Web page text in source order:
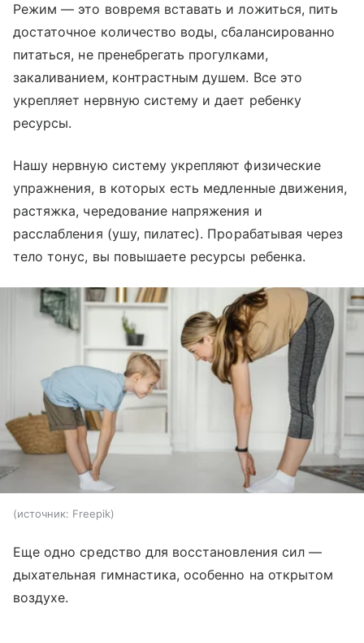
Режим — это вовремя вставать и ложиться, пить
достаточное количество воды, сбалансированно
питаться, не пренебрегать прогулками,
закаливанием, контрастным душем. Все это
укрепляет нервную систему и дает ребенку
ресурсы.
Нашу нервную систему укрепляют физические
упражнения, в которых есть медленные движения,
растяжка, чередование напряжения и
расслабления (ушу, пилатес). Прорабатывая через
тело тонус, вы повышаете ресурсы ребенка.
источник: Freepik
Еще одно средство для восстановления сил —
дыхательная гимнастика, особенно на открытом
воздухе.